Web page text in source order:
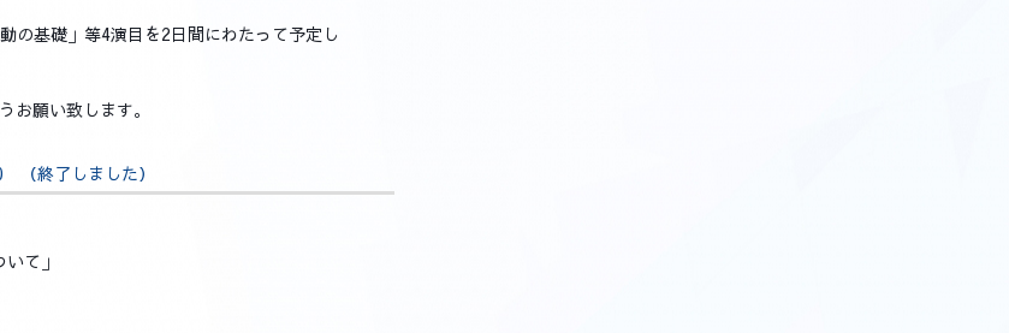
の基礎」等4演目を2日間にわたって予定し
お願い致します。
（終了しました）
て」